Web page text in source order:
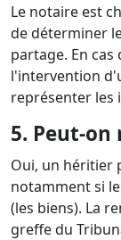
Le notaire est
de déterminer
partage. En
l'intervention
représenter les
5. Peut-on
Oui, un héritier
notamment si
(les biens). La
greffe du